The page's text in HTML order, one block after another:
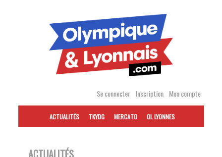
Se connecter Inscription Mon compte
ACTUALITÉS TKYDG MERCATO OL LYONNES
ACTUALITÉS